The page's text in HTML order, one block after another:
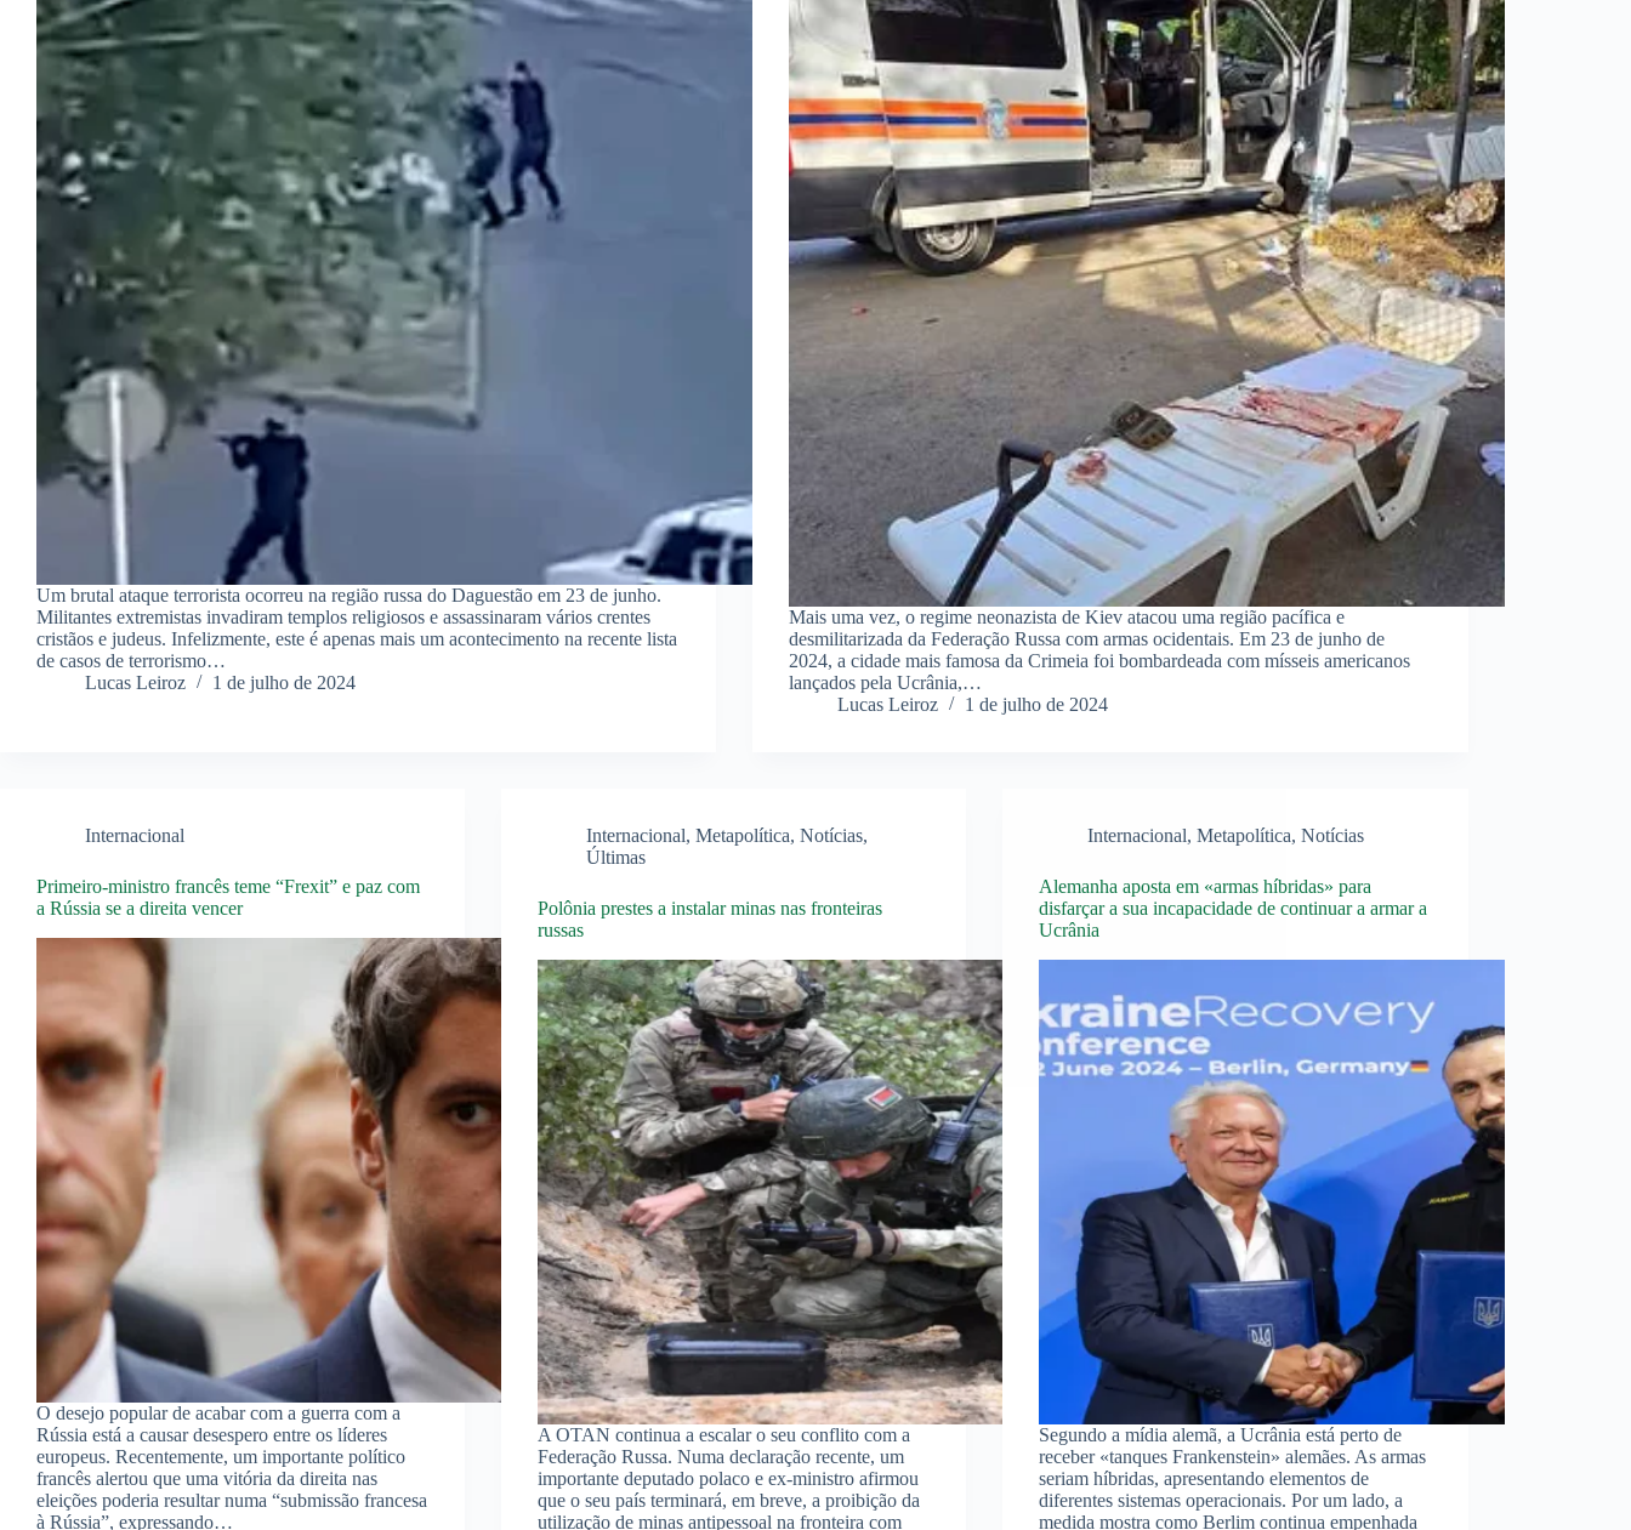
Um brutal ataque terrorista ocorreu na região russa do Daguestão em 23 de junho.
Militantes extremistas invadiram templos religiosos e assassinaram vários crentes
cristãos e judeus. Infelizmente, este é apenas mais um acontecimento na recente lista
de casos de terrorismo…
Lucas Leiroz
1 de julho de 2024
Mais uma vez, o regime neonazista de Kiev atacou uma região pacífica e
desmilitarizada da Federação Russa com armas ocidentais. Em 23 de junho de
2024, a cidade mais famosa da Crimeia foi bombardeada com mísseis americanos
lançados pela Ucrânia,…
Lucas Leiroz
1 de julho de 2024
Internacional
Primeiro-ministro francês teme “Frexit” e paz com
a Rússia se a direita vencer
O desejo popular de acabar com a guerra com a
Rússia está a causar desespero entre os líderes
europeus. Recentemente, um importante político
francês alertou que uma vitória da direita nas
eleições poderia resultar numa “submissão francesa
à Rússia”, expressando…
Internacional,Metapolítica,Notícias,
Últimas
Polônia prestes a instalar minas nas fronteiras
russas
A OTAN continua a escalar o seu conflito com a
Federação Russa. Numa declaração recente, um
importante deputado polaco e ex-ministro afirmou
que o seu país terminará, em breve, a proibição da
utilização de minas antipessoal na fronteira com
Internacional,Metapolítica,Notícias
Alemanha aposta em «armas híbridas» para
disfarçar a sua incapacidade de continuar a armar a
Ucrânia
Segundo a mídia alemã, a Ucrânia está perto de
receber «tanques Frankenstein» alemães. As armas
seriam híbridas, apresentando elementos de
diferentes sistemas operacionais. Por um lado, a
medida mostra como Berlim continua empenhada